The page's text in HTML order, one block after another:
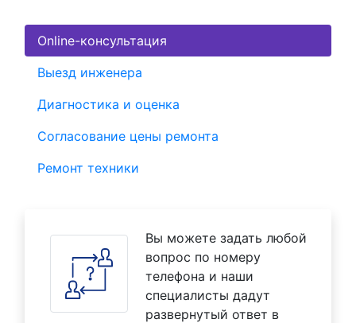
Online-консультация
Выезд инженера
Диагностика и оценка
Согласование цены ремонта
Ремонт техники
Вы можете задать любой
вопрос по номеру
телефона и наши
специалисты дадут
развернутый ответ в